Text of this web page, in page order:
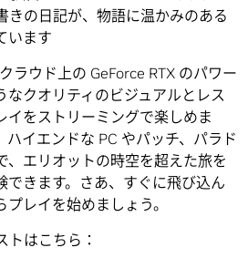
きの日記が、物語に温かみのある
います
ラウド上の GeForce RTX のパワー
なクオリティのビジュアルとレス
イをストリーミングで楽しめま
ハイエンドな PC やパッチ、パラド
、エリオットの時空を超えた旅を
できます。さあ、すぐに飛び込ん
レイを始めましょう。
トはこちら：